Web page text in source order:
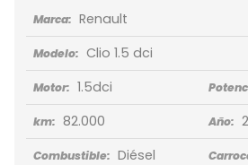
Marca: Renault
Modelo: Clio 1.5 dci
Motor: 1.5dci
km: 82.000 Año:
Combustible: Diésel